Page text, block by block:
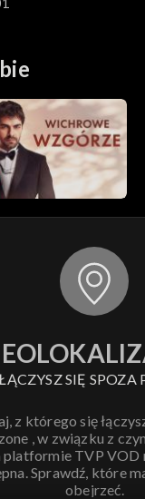
SIĘ SPOZA
z którego się
, w związku z
platformie TVP VOD
Sprawdź, które
obejrzeć.